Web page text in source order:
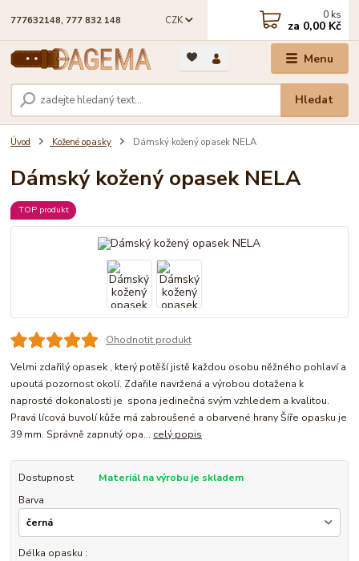
Menu
CZK
Hledat
777632148, 777 832 148 0 ks
za 0,00 Kč
Úvod Kožené opasky Dámský kožený opasek NELA
Dámský kožený opasek NELA
TOP produkt
Ohodnotit produkt
Velmi zdařilý opasek , který potěší jistě každou osobu něžného pohlaví a
upoutá pozornost okolí. Zdařile navržená a výrobou dotažena k
naprosté dokonalosti je spona jedinečná svým vzhledem a kvalitou.
Pravá lícová buvolí kůže má zabroušené a obarvené hrany Šíře opasku je
39 mm. Správně zapnutý opa... celý popis
Dostupnost
Materiál na výrobu je skladem
Barva
Délka opasku :